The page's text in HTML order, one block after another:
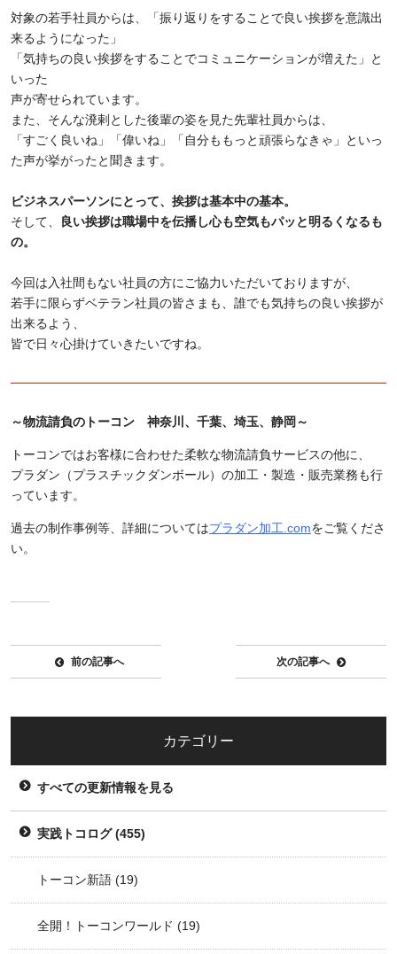
対象の若手社員からは、「振り返りをすることで良い挨拶を意識出
来るようになった」
「気持ちの良い挨拶をすることでコミュニケーションが増えた」と
いった
声が寄せられています。
また、そんな溌剌とした後輩の姿を見た先輩社員からは、
「すごく良いね」「偉いね」「自分ももっと頑張らなきゃ」といっ
た声が挙がったと聞きます。
ビジネスパーソンにとって、挨拶は基本中の基本。
そして、
良い挨拶は職場中を伝播し心も空気もパッと明るくなるも
の。
今回は入社間もない社員の方にご協力いただいておりますが、
若手に限らずベテラン社員の皆さまも、誰でも気持ちの良い挨拶が
出来るよう、
皆で日々心掛けていきたいですね。
～物流請負のトーコン 神奈川、千葉、埼玉、静岡～
トーコンではお客様に合わせた柔軟な物流請負サービスの他に、
プラダン（プラスチックダンボール）の加工・製造・販売業務も行
っています。
過去の制作事例等、詳細についてはプラダン加工.comをご覧くださ
い。
前の記事へ 次の記事へ
カテゴリー
すべての更新情報を見る
実践トコログ(455)
トーコン新語 (19)
全開！トーコンワールド (19)